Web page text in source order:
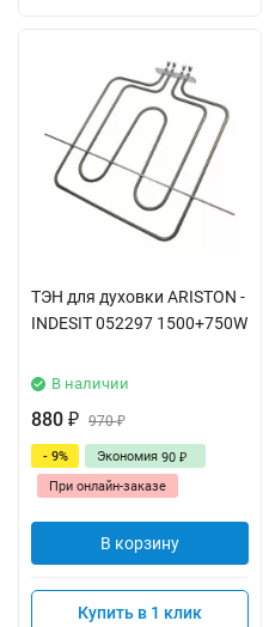
ТЭН для духовки ARISTON -
INDESIT 052297 1500+750W
В наличии
880 ₽ 970₽
- 9% Экономия 90 ₽
При онлайн-заказе
В корзину
Купить в 1 клик